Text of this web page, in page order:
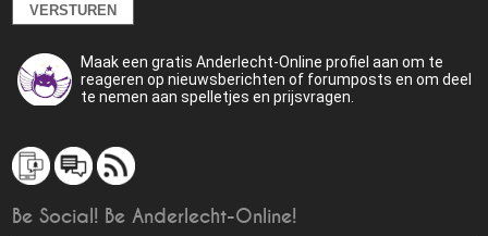
Maak een gratis Anderlecht-Online profiel aan om te
reageren op nieuwsberichten of forumposts en om deel
te nemen aan spelletjes en prijsvragen.
Be Social! Be Anderlecht-Online!